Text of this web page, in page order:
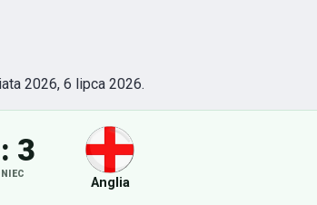
2026, 6 lipca 2026.
3
Anglia